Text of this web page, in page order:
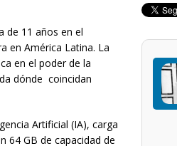
de 11 años en el
en América Latina. La
en el poder de la
dónde coincidan
Artificial (IA), carga
64 GB de capacidad de